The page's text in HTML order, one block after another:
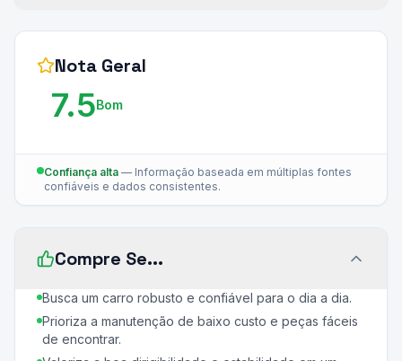
Nota Geral
7.5Bom
Confiança alta — Informação baseada em múltiplas fontes
confiáveis e dados consistentes.
Compre Se...
Busca um carro robusto e confiável para o dia a dia.
Prioriza a manutenção de baixo custo e peças fáceis
de encontrar.